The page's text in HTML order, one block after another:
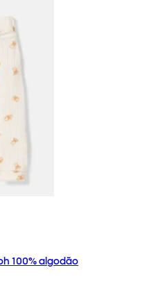
100% algodão